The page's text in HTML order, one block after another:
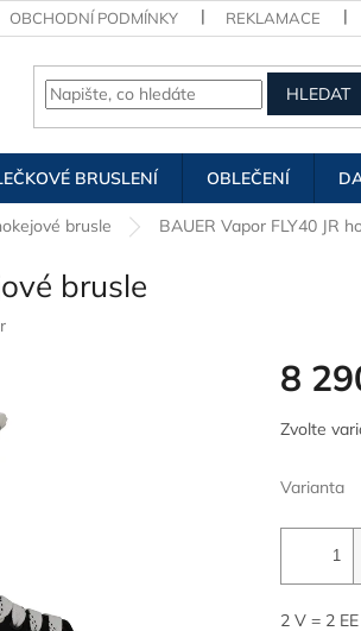
OBCHODNÍ PODMÍNKY REKLAMACE
HLEDAT
BRUSLENÍ OBLEČENÍ
brusle BAUER Vapor FLY40 JR
brusle
8
Měrná
cena:
Zvolte
Varianta
2 V = 2 EE